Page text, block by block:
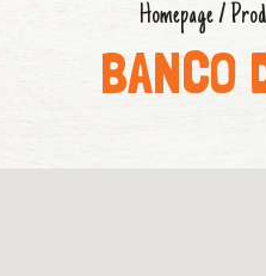
Homepage/
BANCO